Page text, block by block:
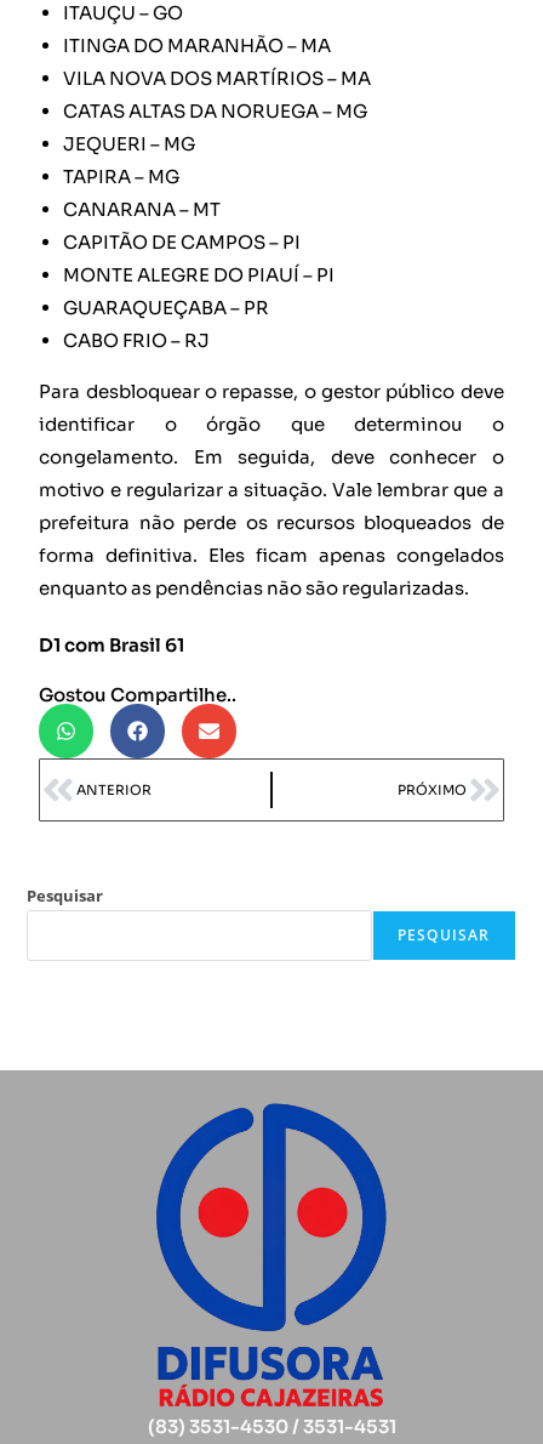
ITAUÇU – GO
ITINGA DO MARANHÃO – MA
VILA NOVA DOS MARTÍRIOS – MA
CATAS ALTAS DA NORUEGA – MG
JEQUERI – MG
TAPIRA – MG
CANARANA – MT
CAPITÃO DE CAMPOS – PI
MONTE ALEGRE DO PIAUÍ – PI
GUARAQUEÇABA – PR
CABO FRIO – RJ
Para desbloquear o repasse, o gestor público deve
identificar o órgão que determinou o
congelamento. Em seguida, deve conhecer o
motivo e regularizar a situação. Vale lembrar que a
prefeitura não perde os recursos bloqueados de
forma definitiva. Eles ficam apenas congelados
enquanto as pendências não são regularizadas.
D1 com Brasil 61
Gostou Compartilhe..
ANTERIOR PRÓXIMO
Pesquisar
PESQUISAR
(83) 3531-4530 / 3531-4531